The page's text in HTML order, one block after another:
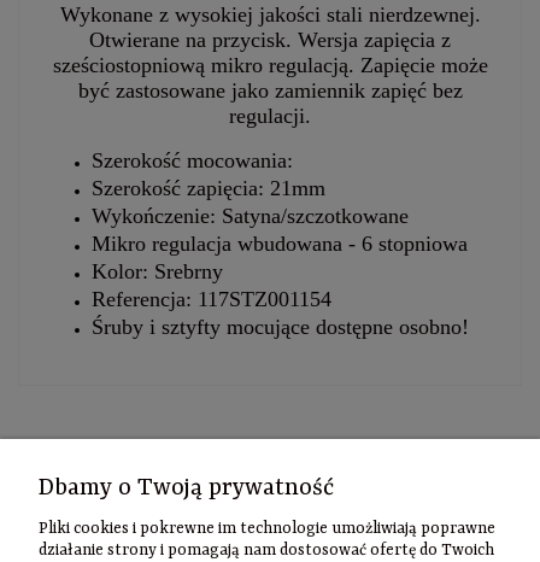
Wykonane z wysokiej jakości stali nierdzewnej.
Otwierane na przycisk. Wersja zapięcia z
sześciostopniową mikro regulacją. Zapięcie może
być zastosowane jako zamiennik zapięć bez
regulacji.
Szerokość mocowania:
Szerokość zapięcia: 21mm
Wykończenie: Satyna/szczotkowane
Mikro regulacja wbudowana - 6 stopniowa
Kolor: Srebrny
Referencja: 117STZ001154
Śruby i sztyfty mocujące dostępne osobno!
Szybki
Dbamy o Twoją prywatność
Pliki cookies i pokrewne im technologie umożliwiają poprawne
działanie strony i pomagają nam dostosować ofertę do Twoich